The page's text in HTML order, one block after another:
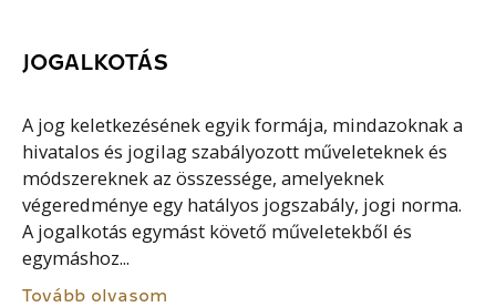
JOGALKOTÁS
A jog keletkezésének egyik formája, mindazoknak a
hivatalos és jogilag szabályozott műveleteknek és
módszereknek az összessége, amelyeknek
végeredménye egy hatályos jogszabály, jogi norma.
A jogalkotás egymást követő műveletekből és
egymáshoz...
Tovább olvasom